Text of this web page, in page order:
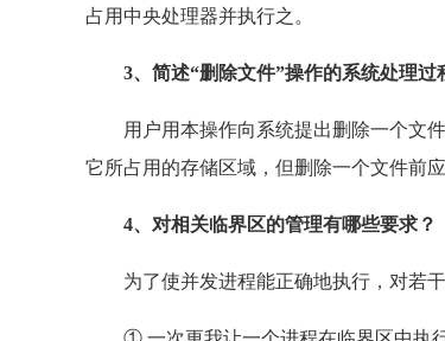
占用中央处理器并执行之。
3、简述“删除文件”操作的系统处理过
用户用本操作向系统提出删除一个文件
它所占用的存储区域，但删除一个文件前应
4、对相关临界区的管理有哪些要求？
为了使并发进程能正确地执行，对若干